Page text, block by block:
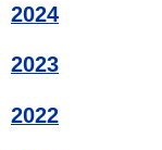
2024
2023
2022